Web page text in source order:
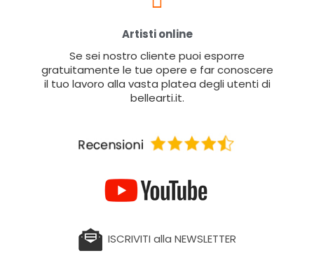
Artisti online
Se sei nostro cliente puoi esporre
gratuitamente le tue opere e far conoscere
il tuo lavoro alla vasta platea degli utenti di
bellearti.it.
ISCRIVITI alla NEWSLETTER